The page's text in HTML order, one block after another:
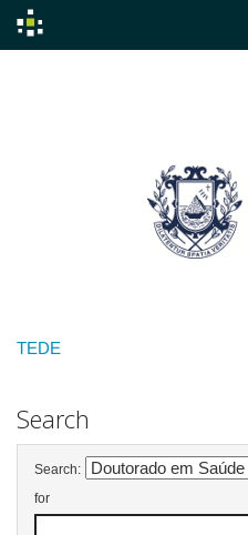
TEDE
Search
Search:
for